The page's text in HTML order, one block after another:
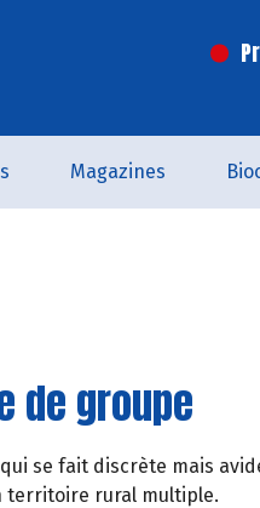
Magazines
de groupe
se fait discrète mais
territoire rural multiple.